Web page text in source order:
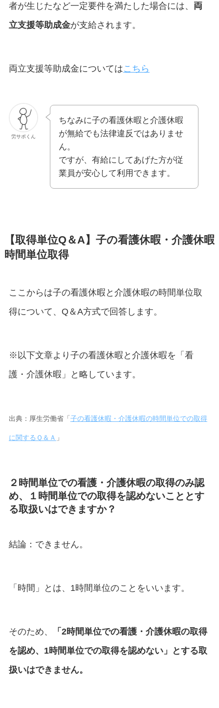
者が⽣じたなど一定要件を満たした場合には、 両
⽴⽀援等助成⾦が⽀給されます。
両⽴⽀援等助成⾦についてはこちら
労サポくん
ちなみに⼦の看護休暇と介護休暇
が無給でも法律違反ではありませ
ん。
ですが、有給にしてあげた方が従
業員が安心して利用できます。
【取得単位Q＆A】子の看護休暇・介護休暇
時間単位取得
ここからは子の看護休暇と介護休暇の時間単位取
得について、Q＆A方式で回答します。
※以下文章より子の看護休暇と介護休暇を「看
護・介護休暇」と略しています。
出典：厚生労働省「 子の看護休暇・介護休暇の時間単位での取得
に関するＱ＆Ａ 」
２時間単位での看護・介護休暇の取得のみ認
め、１時間単位での取得を認めないこととす
る取扱いはできますか？
結論：できません。
「時間」とは、1時間単位のことをいいます。
そのため、
「2時間単位での看護・介護休暇の取得
を認め、1時間単位での取得を認めない」とする取
扱いはできません。